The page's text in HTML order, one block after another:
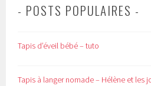
- POSTS POPULAIRES -
Tapis d’éveil bébé – tuto
Tapis à langer nomade – Hélène et les